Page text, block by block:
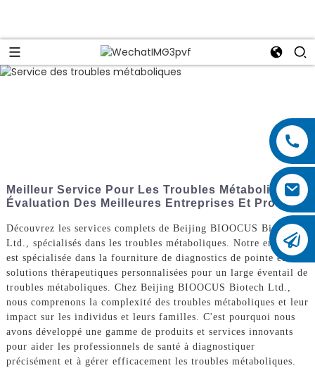
Meilleur Service Pour Les Troubles Métaboliques :
Évaluation Des Meilleures Entreprises Et Produits
Découvrez les services complets de Beijing BIOOCUS Biotech
Ltd., spécialisés dans les troubles métaboliques. Notre entreprise
est spécialisée dans la fourniture de diagnostics de pointe et de
solutions thérapeutiques personnalisées pour un large éventail de
troubles métaboliques. Chez Beijing BIOOCUS Biotech Ltd.,
nous comprenons la complexité des troubles métaboliques et leur
impact sur les individus et leurs familles. C'est pourquoi nous
avons développé une gamme de produits et services innovants
pour aider les professionnels de santé à diagnostiquer
précisément et à gérer efficacement les troubles métaboliques.